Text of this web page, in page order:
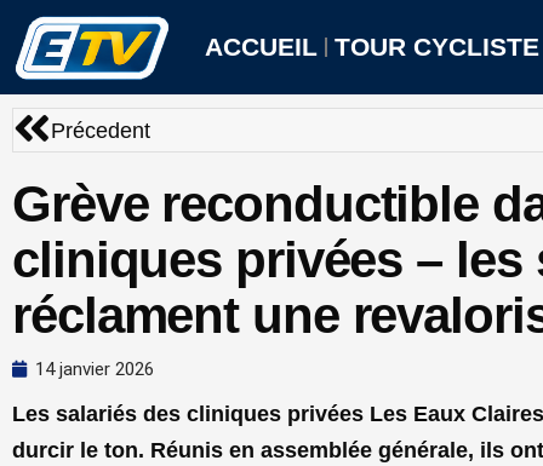
Aller
contenu
ACCUEIL TOUR CYCLISTE
Précédent
Précedent
Grève reconductible
cliniques privées – les
réclament une
14 janvier 2026
Les salariés des cliniques privées Les Eaux
durcir le ton. Réunis en assemblée générale, ils